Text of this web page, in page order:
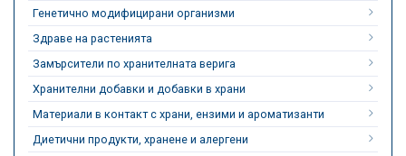
Генетично модифицирани организми
Здраве на растенията
Замърсители по хранителната верига
Хранителни добавки и добавки в храни
Материали в контакт с храни, ензими и ароматизанти
Диетични продукти, хранене и алергени